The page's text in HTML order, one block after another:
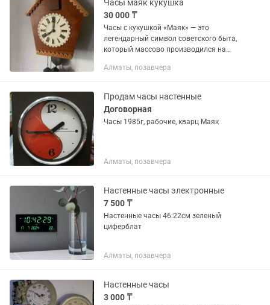
Часы маяк кукушка
30 000 ₸
Часы с кукушкой «Маяк» — это
легендарный символ советского быта,
который массово производился на
Пензенской области, начиная с 1955
Алматы, позавчера
Продам часы настенные
Договорная
Часы 1985г, рабочие, кварц Маяк
Алматы, позавчера
Настенные часы электронные
7 500 ₸
Настенные часы 46:22см зеленый
циферблат
Алматы, позавчера
Настенные часы
3 000 ₸